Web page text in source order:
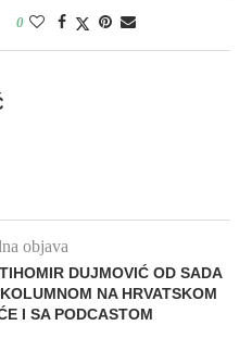
0
objava
DUJMOVIĆ OD SADA
NA HRVATSKOM
I SA PODCASTOM